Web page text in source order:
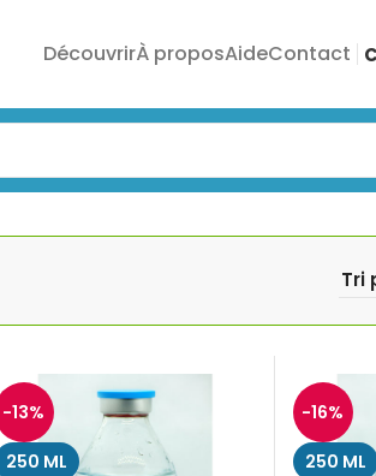
DécouvrirÀ proposAideContact
-13%
250 ML
-16%
250 ML